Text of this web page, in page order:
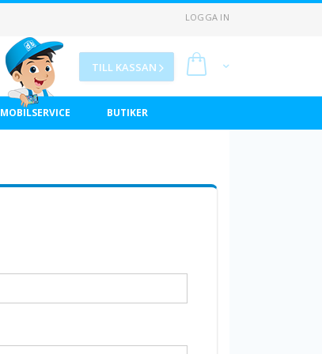
LOGGA IN
Min kundvagn
TILL KASSAN
MOBILSERVICE BUTIKER